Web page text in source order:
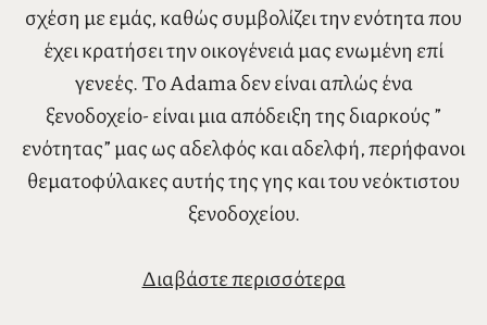
σχέση με εμάς, καθώς συμβολίζει την ενότητα που
έχει κρατήσει την οικογένειά μας ενωμένη επί
γενεές. Το Adama δεν είναι απλώς ένα
ξενοδοχείο- είναι μια απόδειξη της διαρκούς ”
ενότητας” μας ως αδελφός και αδελφή, περήφανοι
θεματοφύλακες αυτής της γης και του νεόκτιστου
ξενοδοχείου.
οικογενειακό αγρόκτημα των παππούδων μας,
Διαβάστε περισσότερα